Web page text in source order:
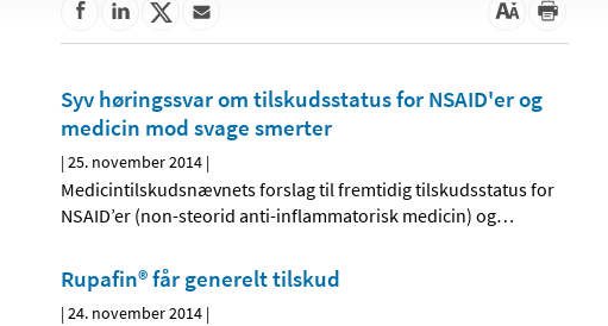
Syv høringssvar om tilskudsstatus for NSAID'er og
medicin mod svage smerter
|25. november 2014 |
Medicintilskudsnævnets forslag til fremtidig tilskudsstatus for
NSAID’er (non-steorid anti-inflammatorisk medicin) og…
Rupafin® får generelt tilskud
|24. november 2014 |